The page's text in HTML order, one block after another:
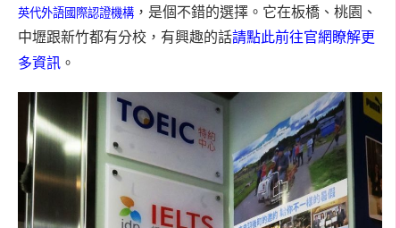
英代外語國際認證機構 ，是個不錯的選擇。它在板橋、桃園、
中壢跟新竹都有分校，有興趣的話請點此前往官網瞭解更
多資訊 。